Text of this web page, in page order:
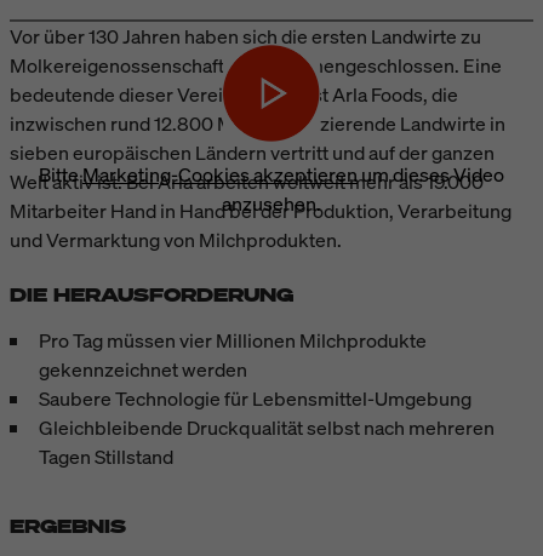
BitteMarketing-Cookies akzeptierenum dieses Video
anzusehen.
Vor über 130 Jahren haben sich die ersten Landwirte zu
Molkereigenossenschaften zusammengeschlossen. Eine
bedeutende dieser Vereinigungen ist Arla Foods, die
inzwischen rund 12.800 Milch produzierende Landwirte in
sieben europäischen Ländern vertritt und auf der ganzen
Welt aktiv ist. Bei Arla arbeiten weltweit mehr als 19.000
Mitarbeiter Hand in Hand bei der Produktion, Verarbeitung
und Vermarktung von Milchprodukten.
DIE HERAUSFORDERUNG
Pro Tag müssen vier Millionen Milchprodukte
gekennzeichnet werden
Saubere Technologie für Lebensmittel-Umgebung
Gleichbleibende Druckqualität selbst nach mehreren
Tagen Stillstand
ERGEBNIS